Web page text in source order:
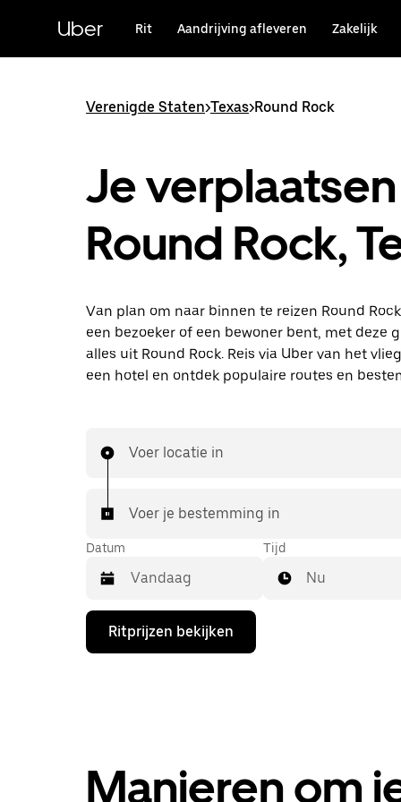
hoofdinhoudUber Rit Aandrijving afleveren Zakelijk
Verenigde Staten>Texas>Round Rock
Je
Round Rock,
Van plan om naar binnen te reizen Round
een bezoeker of een bewoner bent, met deze
alles uit Round Rock. Reis via Uber van het
een hotel en ontdek populaire routes en
Voer locatie in
Voer je bestemming in
Datum
Druk
de
en
een
Tijd
Nu
Ritprijzen bekijken
Manieren om